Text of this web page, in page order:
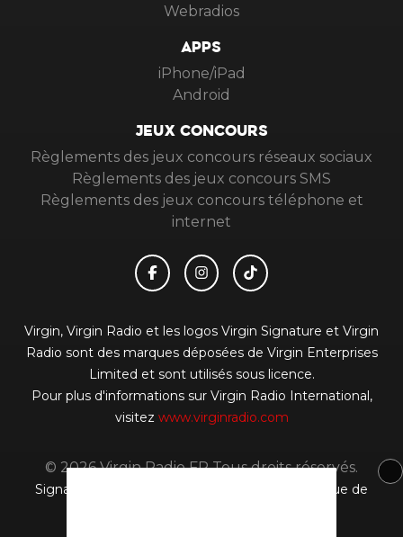
Webradios
APPS
iPhone/iPad
Android
JEUX CONCOURS
Règlements des jeux concours réseaux sociaux
Règlements des jeux concours SMS
Règlements des jeux concours téléphone et
internet
Virgin, Virgin Radio et les logos Virgin Signature et Virgin
Radio sont des marques déposées de Virgin Enterprises
Limited et sont utilisés sous licence.
Pour plus d'informations sur Virgin Radio International,
visitez www.virginradio.com
© 2026 Virgin Radio FR Tous droits réservés.
Signaler un contenu
Politique de